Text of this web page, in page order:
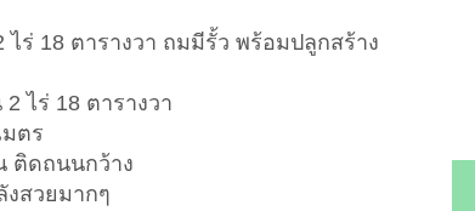
18 ตารางวา ถมมีรั้ว พร้อมปลูกสร้าง
ไร่ 18 ตารางวา
ตร
ติดถนนกว้าง
งสวยมากๆ